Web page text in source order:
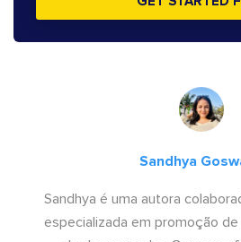
Sandhya
Sandhya é uma autora
especializada em promoção